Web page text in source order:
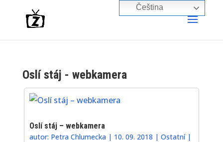
Oslí stáj - webkamera
Oslí stáj – webkamera
autor: Petra Chlumecka | 10. 09. 2018 |Ostatní|
Čeština‎